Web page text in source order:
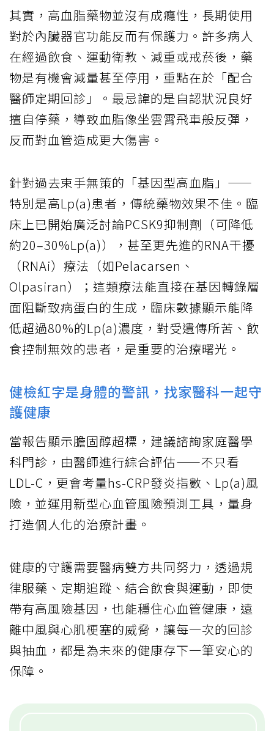
其實，高血脂藥物並沒有成癮性，長期使用
對於內臟器官功能反而有保護力。許多病人
在經過飲食、運動衛教、減重或戒菸後，藥
物是有機會減量甚至停用，重點在於「配合
醫師定期回診」。最忌諱的是自認狀況良好
擅自停藥，導致血脂像坐雲霄飛車般反彈，
反而對血管造成更大傷害。
針對過去束手無策的「基因型高血脂」——
特別是高Lp(a)患者，傳統藥物效果不佳。臨
床上已開始廣泛討論PCSK9抑制劑（可降低
約20–30%Lp(a)），甚至更先進的RNA干擾
（RNAi）療法（如Pelacarsen、
Olpasiran）；這類療法能直接在基因轉錄層
面阻斷致病蛋白的生成，臨床數據顯示能降
低超過80%的Lp(a)濃度，對受遺傳所苦、飲
食控制無效的患者，是重要的治療曙光。
健檢紅字是身體的警訊，找家醫科一起守
護健康
當報告顯示膽固醇超標，建議諮詢家庭醫學
科門診，由醫師進行綜合評估——不只看
LDL-C，更會考量hs-CRP發炎指數、Lp(a)風
險，並運用新型心血管風險預測工具，量身
打造個人化的治療計畫。
健康的守護需要醫病雙方共同努力，透過規
律服藥、定期追蹤、結合飲食與運動，即使
帶有高風險基因，也能穩住心血管健康，遠
離中風與心肌梗塞的威脅，讓每一次的回診
與抽血，都是為未來的健康存下一筆安心的
保障。